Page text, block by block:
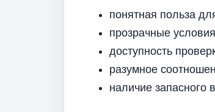
понятная польза
прозрачные
доступность
разумное
наличие запасного